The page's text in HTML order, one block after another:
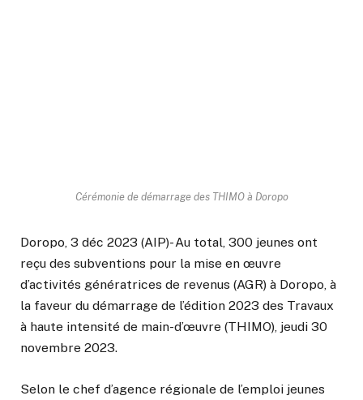
Cérémonie de démarrage des THIMO à Doropo
Doropo, 3 déc 2023 (AIP)- Au total, 300 jeunes ont
reçu des subventions pour la mise en œuvre
d’activités génératrices de revenus (AGR) à Doropo, à
la faveur du démarrage de l’édition 2023 des Travaux
à haute intensité de main-d’œuvre (THIMO), jeudi 30
novembre 2023.
Selon le chef d’agence régionale de l’emploi jeunes